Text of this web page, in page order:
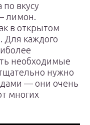
по вкусу
лимон.
в открытом
Для каждого
необходимые
нужно
— они очень
многих